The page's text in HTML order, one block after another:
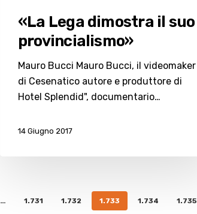
«La Lega dimostra il suo
provincialismo»
Mauro Bucci Mauro Bucci, il videomaker
di Cesenatico autore e produttore di
Hotel Splendid", documentario…
14 Giugno 2017
… 1.731 1.732 1.733 1.734 1.735